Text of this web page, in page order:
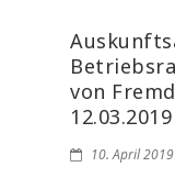
von
10. April 2019